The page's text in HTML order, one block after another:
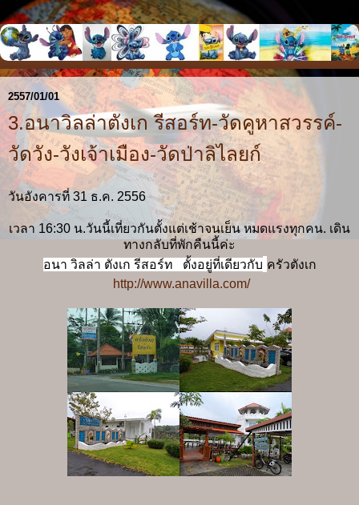
2557/01/01
3.อนาวิลล่าตังเก รีสอร์ท-วัดคูหาสวรรค์-
วัดวัง-วังเจ้าเมือง-วัดป่าลิไลยก์
วันอังคารที่ 31 ธ.ค. 2556
เวลา 16:30 น.วันนี้เที่ยวกันตั้งแต่เช้าจนเย็น หมดแรงทุกคน. เดิน
ทางกลับที่พักคืนนี้ค่ะ
อนา วิลล่า ตังเก รีสอร์ท ตั้งอยู่ที่เดียวกับ ครัวตังเก
http://www.anavilla.com/